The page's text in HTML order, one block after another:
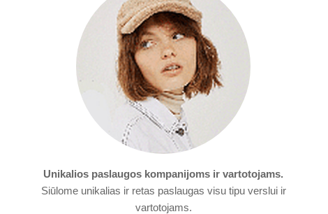
Unikalios paslaugos kompanijoms ir vartotojams.
Siūlome unikalias ir retas paslaugas visu tipu verslui ir
vartotojams.